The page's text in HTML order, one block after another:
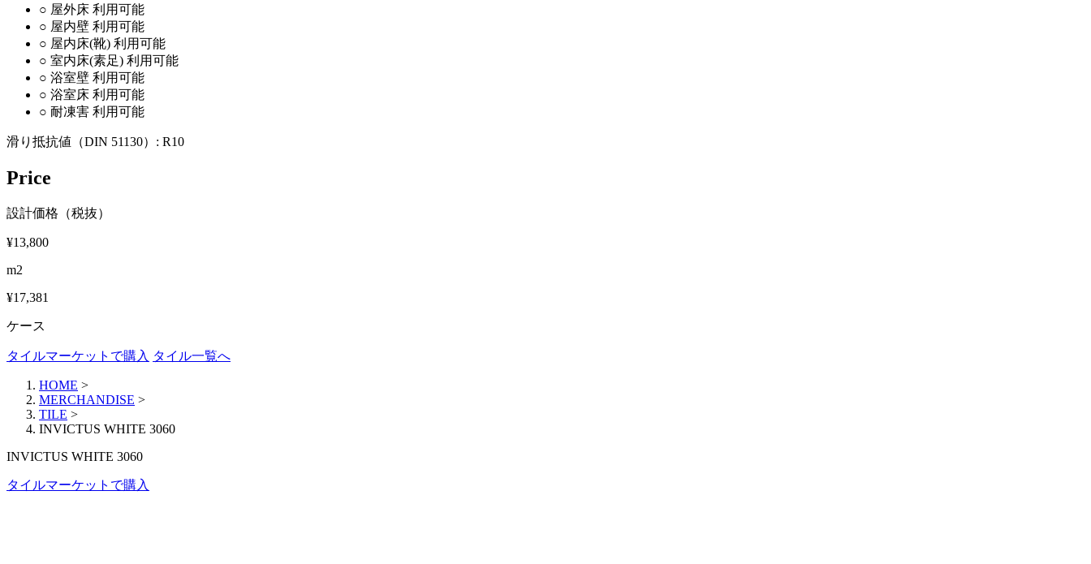
○ 屋外床 利用可能
○ 屋内壁 利用可能
○ 屋内床(靴) 利用可能
○ 室内床(素足) 利用可能
○ 浴室壁 利用可能
○ 浴室床 利用可能
○ 耐凍害 利用可能
滑り抵抗値（DIN 51130）: R10
Price
設計価格（税抜）
¥13,800
m2
¥17,381
ケース
タイルマーケットで購入 タイル一覧へ
HOME >
MERCHANDISE >
TILE >
INVICTUS WHITE 3060
INVICTUS WHITE 3060
タイルマーケットで購入